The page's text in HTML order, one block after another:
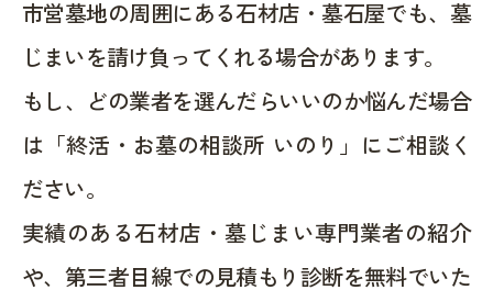
市営墓地の周囲にある石材店・墓石屋でも、墓
じまいを請け負ってくれる場合があります。
もし、どの業者を選んだらいいのか悩んだ場合
は「終活・お墓の相談所 いのり」にご相談く
ださい。
実績のある石材店・墓じまい専門業者の紹介
や、第三者目線での見積もり診断を無料でいた